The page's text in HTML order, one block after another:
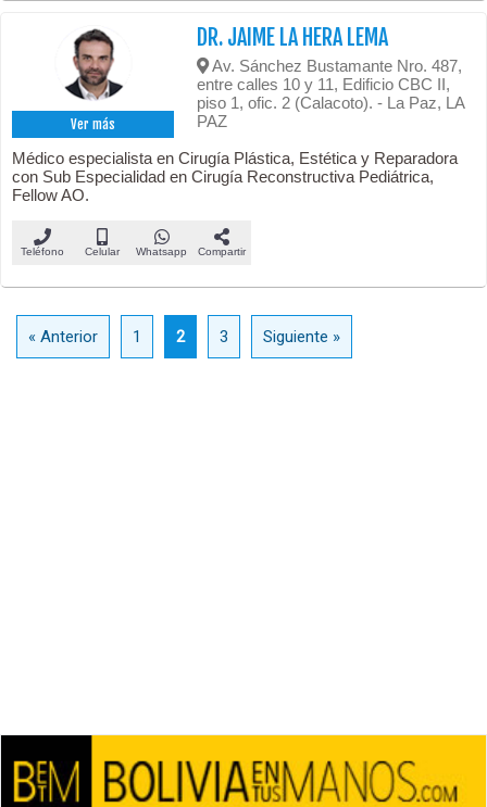
Ver más
DR. JAIME LA HERA LEMA
Av. Sánchez Bustamante Nro. 487,
entre calles 10 y 11, Edificio CBC II,
piso 1, ofic. 2 (Calacoto). - La Paz, LA
PAZ
Médico especialista en Cirugía Plástica, Estética y Reparadora
con Sub Especialidad en Cirugía Reconstructiva Pediátrica,
Fellow AO.
Teléfono Celular Whatsapp Compartir
« Anterior 1 2 3 Siguiente »